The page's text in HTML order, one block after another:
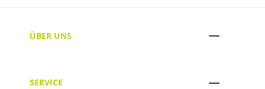
ÜBER UNS
SERVICE